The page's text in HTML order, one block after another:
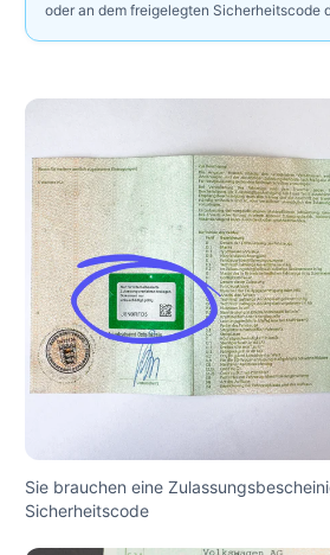
oder an dem freigelegten Sicherheitscode
Sie brauchen eine
Sicherheitscode